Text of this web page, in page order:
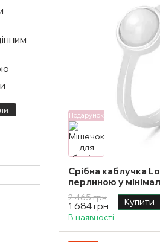
Подарунок
Срібна каблучка
перлиною у
18 розмір
2 465 грн
1 684 грн Купити
В наявності